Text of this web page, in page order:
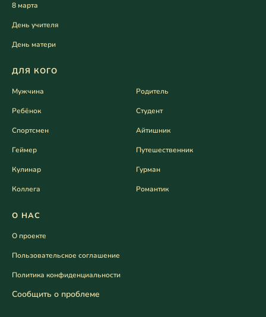
8 марта
День учителя
День матери
ДЛЯ КОГО
Мужчина Родитель
Ребёнок Студент
Спортсмен Айтишник
Геймер Путешественник
Кулинар Гурман
Коллега Романтик
О НАС
О проекте
Пользовательское соглашение
Политика конфиденциальности
Сообщить о проблеме